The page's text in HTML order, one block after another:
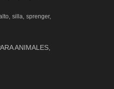
silla sprenger
ANIMALES